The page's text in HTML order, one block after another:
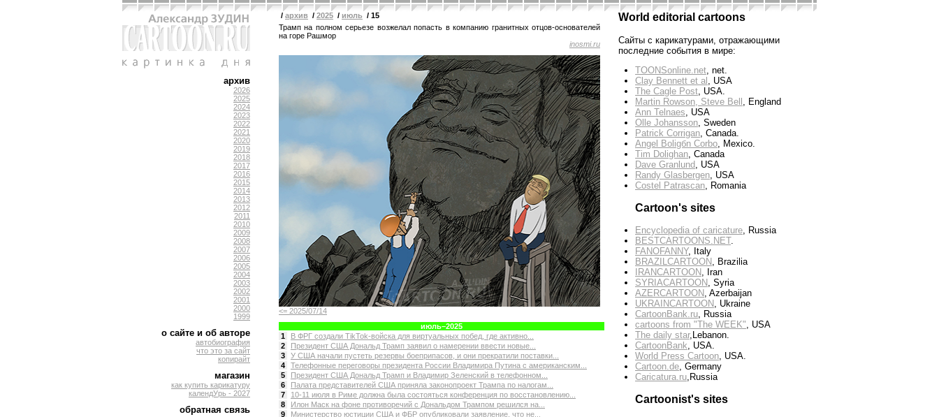
архив
2026
2025
2024
2023
2022
2021
2020
2019
2018
2017
2016
2015
2014
2013
2012
2011
2010
2009
2008
2007
2006
2005
2004
2003
2002
2001
2000
1999
о сайте и об авторе
автобиография
что это за сайт
копирайт
магазин
как купить карикатуру
календУрь - 2027
обратная связь
/ архив / 2025 / июль / 15
Трамп на полном серьезе возжелал попасть в компанию гранитных отцов-основателей
на горе Рашмор
inosmi.ru
<= 2025/07/14
июль–2025
1
В ФРГ создали TikTok-войска для виртуальных побед, где активно...
2
Президент США Дональд Трамп заявил о намерении ввести новые...
3
У США начали пустеть резервы боеприпасов, и они прекратили поставки...
4
Телефонные переговоры президента России Владимира Путина с американским...
5
Президент США Дональд Трамп и Владимир Зеленский в телефонном...
6
Палата представителей США приняла законопроект Трампа по налогам...
7
10-11 июля в Риме должна была состояться конференция по восстановлению...
8
Илон Маск на фоне противоречий с Дональдом Трампом решился на...
9
Министерство юстиции США и ФБР опубликовали заявление, что не...
World editorial cartoons
Сайты с карикатурами, отражающими
последние события в мире:
TOONSonline.net , net.
Clay Bennett et al
, USA
The Cagle Post , USA.
Martin Rowson, Steve Bell
, England
Ann Telnaes , USA
Olle Johansson , Sweden
Patrick Corrigan , Canada.
Angel Boligбn Corbo , Mexico.
Tim Dolighan , Canada
Dave Granlund
, USA
Randy Glasbergen , USA
Costel Patrascan , Romania
Cartoon's sites
Encyclopedia of caricature, Russia
BESTCARTOONS.NET.
FANOFANNY, Italy
BRAZILCARTOON, Brazilia
IRANCARTOON, Iran
SYRIACARTOON, Syria
AZERCARTOON, Azerbaijan
UKRAINCARTOON, Ukraine
CartoonBank.ru, Russia
cartoons from "The WEEK", USA
The daily star,Lebanon.
CartoonBank, USA.
World Press Cartoon, USA.
Cartoon.de, Germany
Сaricatura.ru,Russia
Cartoonist's sites